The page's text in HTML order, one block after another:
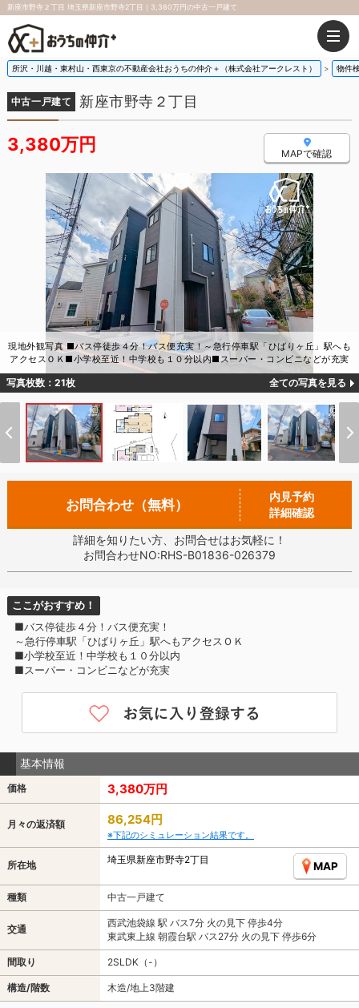
新座市野寺２丁目 埼玉県新座市野寺2丁目｜3,380万円の中古一戸建て
所沢・川越・東村山・西東京の不動産会社おうちの仲介＋（株式会社アークレスト） 物件
中古一戸建て 新座市野寺２丁目
3,380万円 MAPで確認
現地外観写真 ■バス停徒歩４分！バス便充実！～急行停車駅「ひばりヶ丘」駅へも
アクセスＯＫ■小学校至近！中学校も１０分以内■スーパー・コンビニなどが充実
写真枚数：21枚 全ての写真を見る
お問合わせ（無料）
内見予約
詳細確認
詳細を知りたい方、お問合せはお気軽に！
お問合わせNO:RHS-B01836-026379
ここがおすすめ！
■バス停徒歩４分！バス便充実！
～急行停車駅「ひばりヶ丘」駅へもアクセスＯＫ
■小学校至近！中学校も１０分以内
■スーパー・コンビニなどが充実
基本情報
価格 3,380万円
月々の返済額 86,254円
※下記のシミュレーション結果です。
所在地 埼玉県新座市野寺2丁目
MAP
種類 中古一戸建て
交通
西武池袋線 駅 バス7分 火の見下 停歩4分
東武東上線 朝霞台駅 バス27分 火の見下 停歩6分
間取り 2SLDK（-）
構造/階数 木造/地上3階建